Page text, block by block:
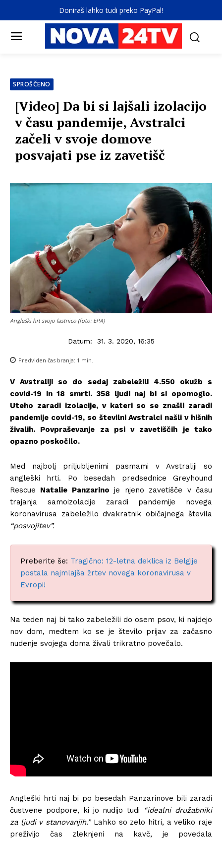
Doniraš lahko tudi preko PayPal!
SPROŠČENO
[Video] Da bi si lajšali izolacijo
v času pandemije, Avstralci
začeli v svoje domove
posvajati pse iz zavetišč
Angleški hrt svojo lastnico (foto: EPA)
Datum: 31. 3. 2020, 16:35
Predviden čas branja: 1 min.
V Avstraliji so do sedaj zabeležili 4.550 okužb s
covid-19 in 18 smrti. 358 ljudi naj bi si opomoglo.
Uteho zaradi izolacije, v kateri so se znašli zaradi
pandemije covid-19, so številni Avstralci našli v hišnih
živalih. Povpraševanje za psi v zavetiščih je tako
opazno poskočilo.
Med najbolj priljubljenimi pasmami v Avstraliji so
angleški hrti. Po besedah predsednice Greyhound
Rescue Natalie Panzarino je njeno zavetišče v času
trajanja samoizolacije zaradi pandemije novega
koronavirusa zabeležilo dvakratnik običajnega števila
“posvojitev”.
Preberite še: Tragično: 12-letna deklica iz Belgije
postala najmlajša žrtev novega koronavirusa v
Evropi!
Na teden naj bi tako zabeležili do osem psov, ki najdejo
nov dom, medtem ko se je število prijav za začasno
nudenje svojega doma živali trikratno povečalo.
Angleški hrti naj bi po besedah Panzarinove bili zaradi
čustvene podpore, ki jo nudijo tudi
“idealni družabniki
za ljudi v stanovanjih.”Lahko so zelo hitri, a veliko raje
preživijo čas zleknjeni na kavč, je povedala